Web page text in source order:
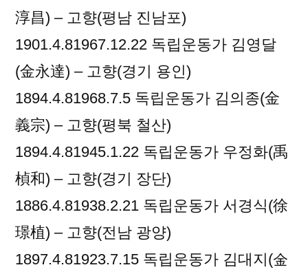
淳昌) – 고향(평남 진남포)
1901.4.81967.12.22 독립운동가 김영달
(金永達) – 고향(경기 용인)
1894.4.81968.7.5 독립운동가 김의종(金
義宗) – 고향(평북 철산)
1894.4.81945.1.22 독립운동가 우정화(禹
楨和) – 고향(경기 장단)
1886.4.81938.2.21 독립운동가 서경식(徐
璟植) – 고향(전남 광양)
1897.4.81923.7.15 독립운동가 김대지(金